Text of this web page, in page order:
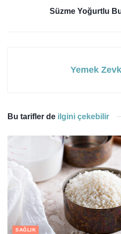
Süzme Yoğurtlu
Yemek
Bu tarifler de ilgini çekebilir
SAĞLIK